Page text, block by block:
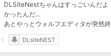
DLSiteNestちゃんはすっごいんだ
かったんだ…
あとやっとウォルフエディタが突然
DLsiteNEST